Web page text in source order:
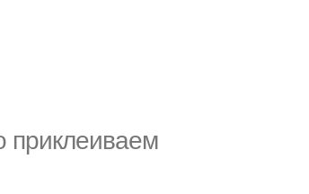
приклеиваем